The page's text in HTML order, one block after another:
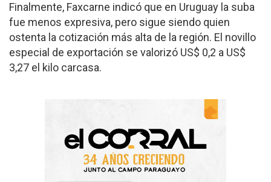
Finalmente, Faxcarne indicó que en Uruguay la suba
fue menos expresiva, pero sigue siendo quien
ostenta la cotización más alta de la región. El novillo
especial de exportación se valorizó US$ 0,2 a US$
3,27 el kilo carcasa.